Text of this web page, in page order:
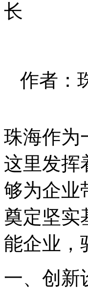
长
作者：
珠海作为
这里发挥
够为企业
奠定坚实
能企业，
一、创新